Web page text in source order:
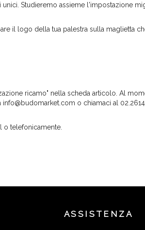
Studieremo assieme l'impostazione
il logo della tua palestra sulla maglietta
ricamo" nella scheda articolo. Al
o chiamaci al
o telefonicamente.
ASSISTENZA